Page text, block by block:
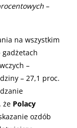
–
na wszystkim
–
– 27,1 proc.
że Polacy
ozdób